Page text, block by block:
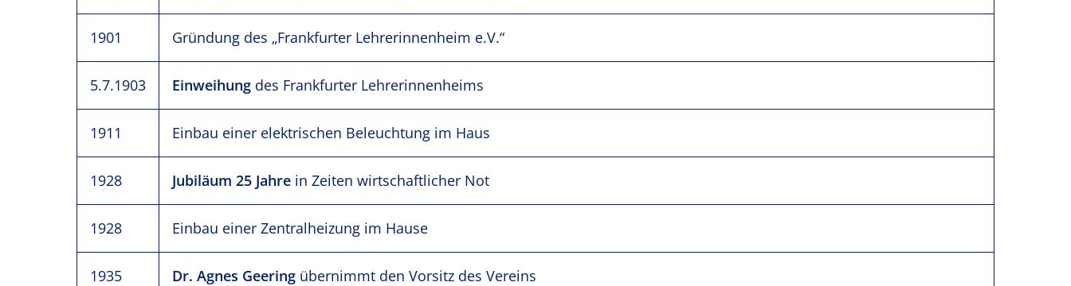
1901 Gründung des „Frankfurter Lehrerinnenheim e.V.“
5.7.1903 Einweihung des Frankfurter Lehrerinnenheims
1911 Einbau einer elektrischen Beleuchtung im Haus
1928 Jubiläum 25 Jahre in Zeiten wirtschaftlicher Not
1928 Einbau einer Zentralheizung im Hause
1935 Dr. Agnes Geering übernimmt den Vorsitz des Vereins